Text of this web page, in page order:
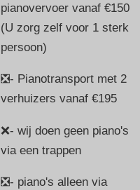
pianovervoer vanaf €150
(U zorg zelf voor 1 sterk
persoon)
❎- Pianotransport met 2
verhuizers vanaf €195
❌- wij doen geen piano's
via een trappen
❎- piano's alleen via